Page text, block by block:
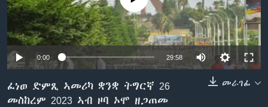
ቂሔ ጽልሚ
ቋንቋታት
0:00 29:58
መራገፊ
ፈነወ ድምጺ ኣመሪካ ቋንቋ ትግርኛ 26
መስከረም 2023 ኣብ ዞባ ኦሞ ዘጋጠመ